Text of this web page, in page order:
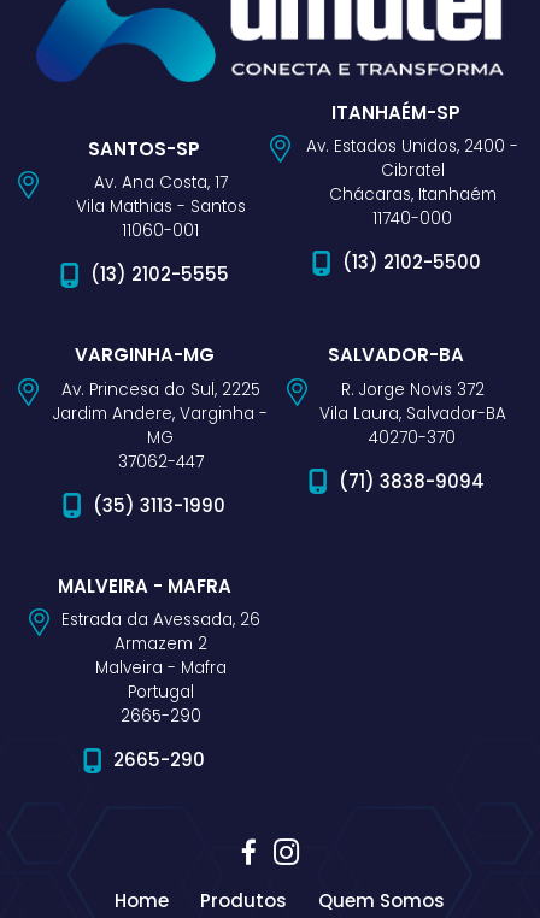
SANTOS-SP
Av. Ana Costa, 17
Vila Mathias - Santos
11060-001
(13) 2102-5555
ITANHAÉM-SP
Av. Estados Unidos, 2400 -
Cibratel
Chácaras, Itanhaém
11740-000
(13) 2102-5500
VARGINHA-MG
Av. Princesa do Sul, 2225
Jardim Andere, Varginha -
MG
37062-447
(35) 3113-1990
SALVADOR-BA
R. Jorge Novis 372
Vila Laura, Salvador-BA
40270-370
(71) 3838-9094
MALVEIRA - MAFRA
Estrada da Avessada, 26
Armazem 2
Malveira - Mafra
Portugal
2665-290
2665-290
Home Produtos Quem Somos